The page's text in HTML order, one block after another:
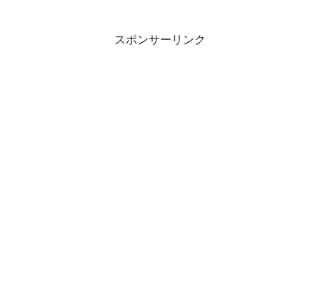
スポンサーリンク